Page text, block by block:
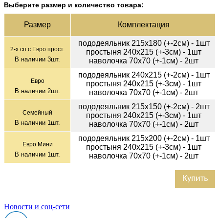
Выберите размер и количество товара:
Раз­мер Ком­плек­тация
2-х сп с Евро прост.
В наличии 3шт.
пододеяльник 215х180 (+-2см) - 1шт
простыня 240х215 (+-3см) - 1шт
наволочка 70х70 (+-1см) - 2шт
Евро
В наличии 2шт.
пододеяльник 240х215 (+-2см) - 1шт
простыня 240х215 (+-3см) - 1шт
наволочка 70х70 (+-1см) - 2шт
Семейный
В наличии 1 шт.
пододеяльник 215х150 (+-2см) - 2шт
простыня 240х215 (+-3см) - 1шт
наволочка 70х70 (+-1см) - 2шт
Евро Мини
В наличии 1 шт.
пододеяльник 215х200 (+-2см) - 1шт
простыня 240х215 (+-3см) - 1шт
наволочка 70х70 (+-1см) - 2шт
Купить
Новости и соц-сети